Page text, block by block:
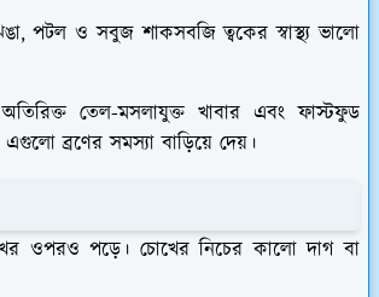
পটল ও সবুজ শাকসবজি ত্বকের স্বাস্থ্য ভালো
তেল-মসলাযুক্ত খাবার এবং ফাস্টফুড
ব্রণের সমস্যা বাড়িয়ে দেয়।
ওপরও পড়ে। চোখের নিচের কালো দাগ বা